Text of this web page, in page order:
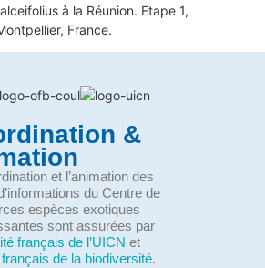
à la Réunion. Etape 1,
France.
&
et l’animation des
du Centre de
espèces exotiques
sont assurées par
français de l’UICN et
de la biodiversité.